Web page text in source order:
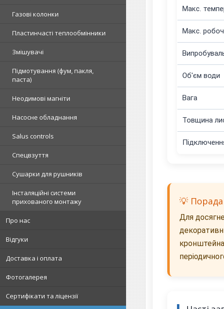
Газові колонки
Пластинчасті теплообмінники
Змішувачі
Підмотування (фум, пакля,
паста)
Неодимові магніти
Насосне обладнання
Salus controls
Спецвзуття
Сушарки для рушників
Інсталяційні системи
прихованого монтажу
Про нас
Відгуки
Доставка і оплата
Фотогалерея
Сертифікати та ліцензії
Макс.
Макс.
Об'єм води
Вага
Товщина
💡
Для